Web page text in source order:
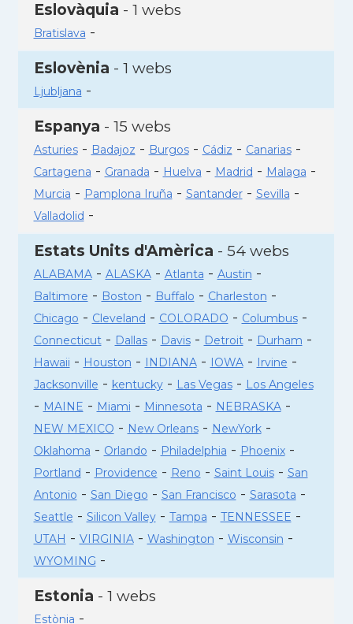
Eslovàquia - 1 webs
Bratislava -
Eslovènia - 1 webs
Ljubljana -
Espanya - 15 webs
Asturies- Badajoz - Burgos- Cádiz - Canarias-
Cartagena - Granada - Huelva - Madrid - Malaga -
Murcia - Pamplona Iruña - Santander- Sevilla -
Valladolid -
Estats Units d'Amèrica - 54 webs
ALABAMA- ALASKA- Atlanta - Austin -
Baltimore - Boston - Buffalo - Charleston -
Chicago - Cleveland - COLORADO - Columbus-
Connecticut- Dallas- Davis- Detroit- Durham -
Hawaii - Houston - INDIANA- IOWA- Irvine -
Jacksonville - kentucky- Las Vegas- Los Angeles
- MAINE - Miami - Minnesota - NEBRASKA-
NEW MEXICO - New Orleans- NewYork-
Oklahoma - Orlando - Philadelphia - Phoenix-
Portland - Providence - Reno - Saint Louis- San
Antonio - San Diego - San Francisco - Sarasota -
Seattle - Silicon Valley- Tampa - TENNESSEE -
UTAH - VIRGINIA- Washington - Wisconsin -
WYOMING -
Estonia - 1 webs
Estònia -